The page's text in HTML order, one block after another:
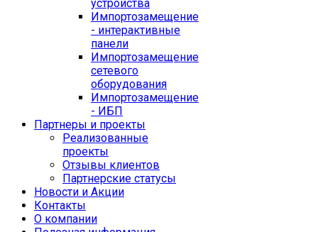
устройства
Импортозамещение
- интерактивные
панели
Импортозамещение
сетевого
оборудования
Импортозамещение
- ИБП
Партнеры и проекты
Реализованные
проекты
Отзывы клиентов
Партнерские статусы
Новости и Акции
Контакты
O компании